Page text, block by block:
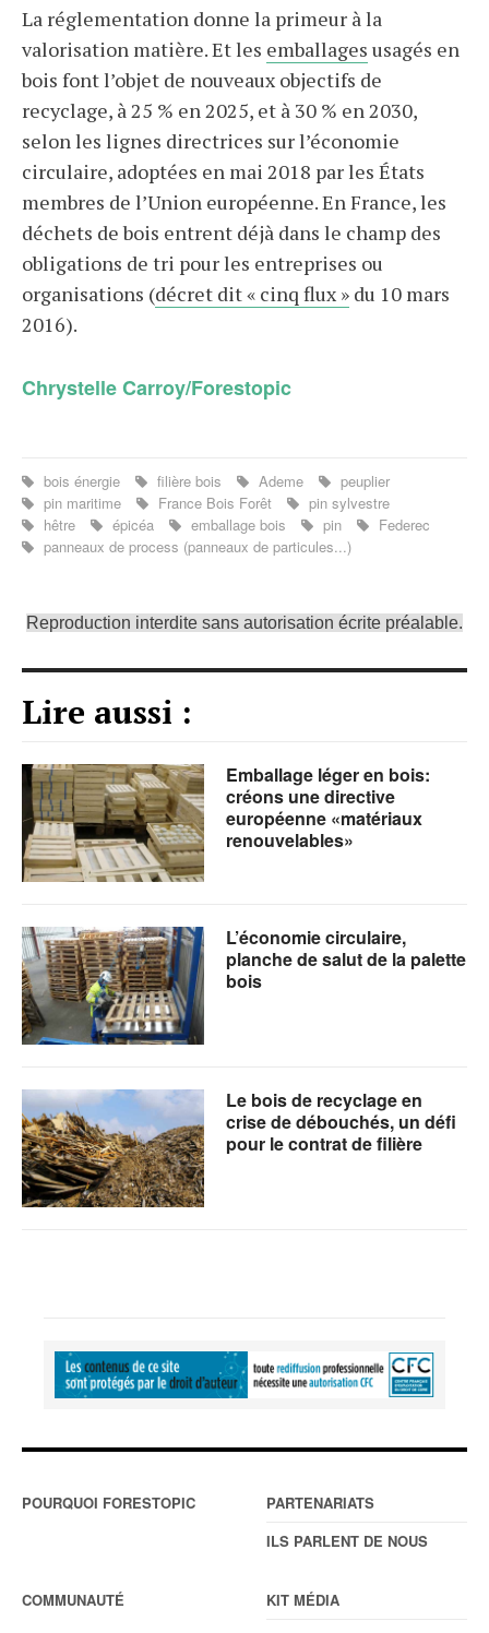
La réglementation donne la primeur à la
valorisation matière. Et les emballages usagés en
bois font l’objet de nouveaux objectifs de
recyclage, à 25 % en 2025, et à 30 % en 2030,
selon les lignes directrices sur l’économie
circulaire, adoptées en mai 2018 par les États
membres de l’Union européenne. En France, les
déchets de bois entrent déjà dans le champ des
obligations de tri pour les entreprises ou
organisations (décret dit « cinq flux » du 10 mars
2016).
Chrystelle Carroy/Forestopic
bois énergie filière bois Ademe
peuplier
pin maritime
France Bois Forêt
pin sylvestre
hêtre
épicéa emballage bois pin
Federec
panneaux de process (panneaux de particules...)
Reproduction interdite sans autorisation écrite préalable.
Lire aussi :
Emballage léger en bois:
créons une directive
européenne «matériaux
renouvelables»
L’économie circulaire,
planche de salut de la palette
bois
Le bois de recyclage en
crise de débouchés, un défi
pour le contrat de filière
POURQUOI FORESTOPIC
PARTENARIATS
ILS PARLENT DE NOUS
COMMUNAUTÉ
KIT MÉDIA